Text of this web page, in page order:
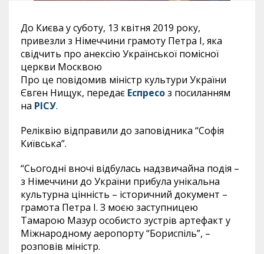
До Києва у суботу, 13 квітня 2019 року,
привезли з Німеччини грамоту Петра I, яка
свідчить про анексію Української помісної
церкви Москвою
Про це повідомив міністр культури України
Євген Нищук, передає Еспресоз посиланням
на РІСУ.
Реліквію відправили до заповідника “Софія
Київська”.
“Сьогодні вночі відбулась надзвичайна подія –
з Німеччини до України прибула унікальна
культурна цінність – історичний документ –
грамота Петра І. З моєю заступницею
Тамарою Мазур особисто зустрів артефакт у
Міжнародному аеропорту “Бориспіль”, –
розповів міністр.